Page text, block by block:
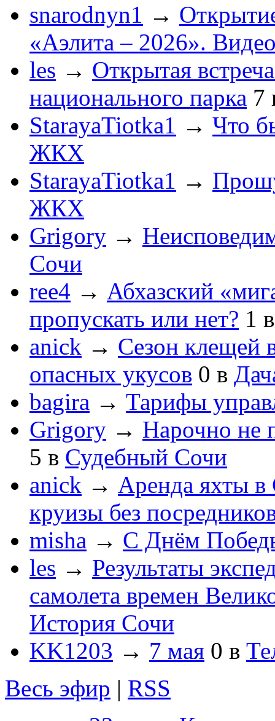
snarodnyn1 →
«Аэлита – 2026».
les → Открытая
национального парка 7
StarayaTiotka1 → Что
ЖКХ
StarayaTiotka1 →
ЖКХ
Grigory →
Сочи
ree4 → Абхазский
пропускать или нет? 1
anick → Сезон клещей
опасных укусов 0 в
bagira → Тарифы
Grigory → Нарочно не
5 в Судебный Сочи
anick → Аренда яхты в
круизы без
misha → С Днём
les → Результаты
самолета времен
История Сочи
KK1203 → 7 мая 0 в
Весь эфир | RSS